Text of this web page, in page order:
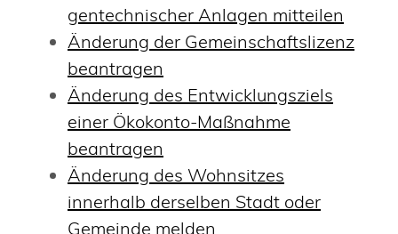
gentechnischer Anlagen mitteilen
Änderung der Gemeinschaftslizenz
beantragen
Änderung des Entwicklungsziels
einer Ökokonto-Maßnahme
beantragen
Änderung des Wohnsitzes
innerhalb derselben Stadt oder
Gemeinde melden